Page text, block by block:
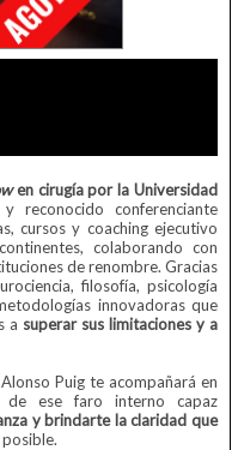
en cirugía por la Universidad
conferenciante
cursos y coaching ejecutivo
colaborando con
de renombre. Gracias
filosofía, psicología
innovadoras que
a superar sus limitaciones y a
Puig te acompañará en
ese faro interno capaz
y brindarte la claridad que